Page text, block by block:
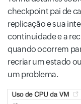
checkpoint pai de
replicação e sua
continuidade e a
quando ocorrem
recriar um estado
um problema.